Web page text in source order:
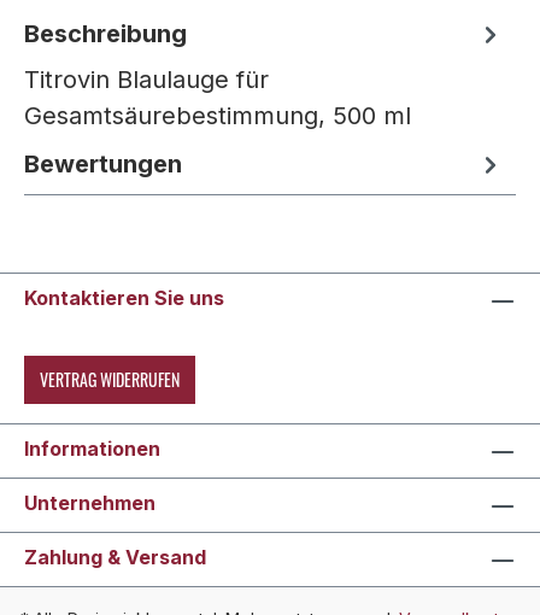
Beschreibung
Titrovin Blaulauge für
Gesamtsäurebestimmung, 500 ml
Bewertungen
Kontaktieren Sie uns
VERTRAG WIDERRUFEN
Informationen
Unternehmen
Zahlung & Versand